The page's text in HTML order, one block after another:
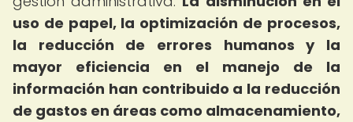
uso de papel, la optimización de procesos,
la reducción de errores humanos y la
mayor eficiencia en el manejo de la
información han contribuido a la reducción
de gastos en áreas como almacenamiento,